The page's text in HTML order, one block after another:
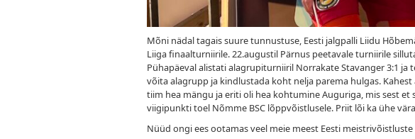
Mõni nädal tagais suure tunnustuse, Eesti jalgpalli Liidu
Liiga finaalturniirile. 22.augustil Pärnus peetavale turniirile
Pühapäeval alistati alagrupiturniiril Norrakate Stavanger 3:1 ja
võita alagrupp ja kindlustada koht nelja parema hulgas.
tiim hea mängu ja eriti oli hea kohtumine Auguriga, mis sest
viigipunkti toel Nõmme BSC lõppvõistlusele. Priit lõi ka ühe
Nüüd ongi ees ootamas veel meie meest Eesti